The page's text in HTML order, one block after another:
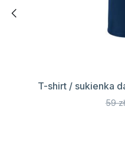
T-shirt / sukienka
59